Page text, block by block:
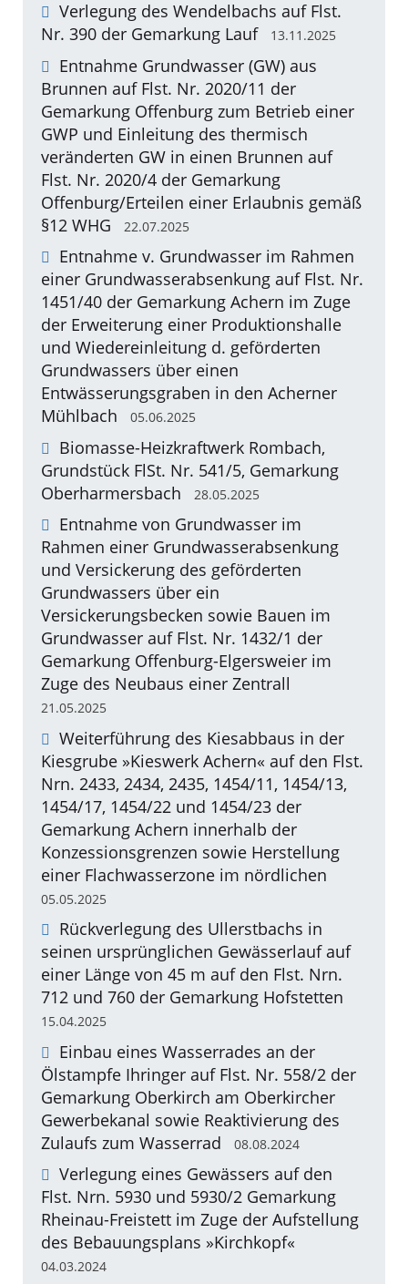
Verlegung des Wendelbachs auf Flst.
Nr. 390 der Gemarkung Lauf
13.11.2025
Entnahme Grundwasser (GW) aus
Brunnen auf Flst. Nr. 2020/11 der
Gemarkung Offenburg zum Betrieb einer
GWP und Einleitung des thermisch
veränderten GW in einen Brunnen auf
Flst. Nr. 2020/4 der Gemarkung
Offenburg/Erteilen einer Erlaubnis gemäß
§12 WHG
22.07.2025
Entnahme v. Grundwasser im Rahmen
einer Grundwasserabsenkung auf Flst. Nr.
1451/40 der Gemarkung Achern im Zuge
der Erweiterung einer Produktionshalle
und Wiedereinleitung d. geförderten
Grundwassers über einen
Entwässerungsgraben in den Acherner
Mühlbach
05.06.2025
Biomasse-Heizkraftwerk Rombach,
Grundstück FlSt. Nr. 541/5, Gemarkung
Oberharmersbach
28.05.2025
Entnahme von Grundwasser im
Rahmen einer Grundwasserabsenkung
und Versickerung des geförderten
Grundwassers über ein
Versickerungsbecken sowie Bauen im
Grundwasser auf Flst. Nr. 1432/1 der
Gemarkung Offenburg-Elgersweier im
Zuge des Neubaus einer Zentrall
21.05.2025
Weiterführung des Kiesabbaus in der
Kiesgrube »Kieswerk Achern« auf den Flst.
Nrn. 2433, 2434, 2435, 1454/11, 1454/13,
1454/17, 1454/22 und 1454/23 der
Gemarkung Achern innerhalb der
Konzessionsgrenzen sowie Herstellung
einer Flachwasserzone im nördlichen
05.05.2025
Rückverlegung des Ullerstbachs in
seinen ursprünglichen Gewässerlauf auf
einer Länge von 45 m auf den Flst. Nrn.
712 und 760 der Gemarkung Hofstetten
15.04.2025
Einbau eines Wasserrades an der
Ölstampfe Ihringer auf Flst. Nr. 558/2 der
Gemarkung Oberkirch am Oberkircher
Gewerbekanal sowie Reaktivierung des
Zulaufs zum Wasserrad
08.08.2024
Verlegung eines Gewässers auf den
Flst. Nrn. 5930 und 5930/2 Gemarkung
Rheinau-Freistett im Zuge der Aufstellung
des Bebauungsplans »Kirchkopf«
04.03.2024